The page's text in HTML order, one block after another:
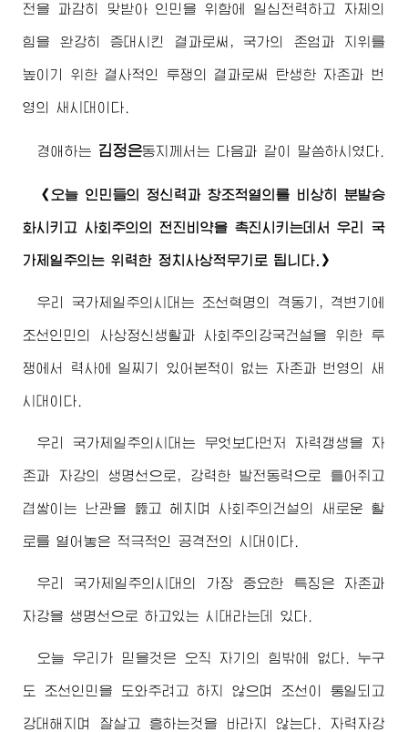
전을 과감히 맞받아 인민을 위함에 일심전력하고 자체의
힘을 완강히 증대시킨 결과로써, 국가의 존엄과 지위를
높이기 위한 결사적인 투쟁의 결과로써 탄생한 자존과 번
영의 새시대이다.
경애하는 김정은동지 께서는 다음과 같이 말씀하시였다.
《오늘 인민들의 정신력과 창조적열의를 비상히 분발승
화시키고 사회주의의 전진비약을 촉진시키는데서 우리 국
가제일주의는 위력한 정치사상적무기로 됩니다.》
우리 국가제일주의시대는 조선혁명의 격동기, 격변기에
조선인민의 사상정신생활과 사회주의강국건설을 위한 투
쟁에서 력사에 일찌기 있어본적이 없는 자존과 번영의 새
시대이다.
우리 국가제일주의시대는 무엇보다먼저 자력갱생을 자
존과 자강의 생명선으로, 강력한 발전동력으로 틀어쥐고
겹쌓이는 난관을 뚫고 헤치며 사회주의건설의 새로운 활
로를 열어놓은 적극적인 공격전의 시대이다.
우리 국가제일주의시대의 가장 중요한 특징은 자존과
자강을 생명선으로 하고있는 시대라는데 있다.
오늘 우리가 믿을것은 오직 자기의 힘밖에 없다. 누구
도 조선인민을 도와주려고 하지 않으며 조선이 통일되고
강대해지며 잘살고 흥하는것을 바라지 않는다. 자력자강